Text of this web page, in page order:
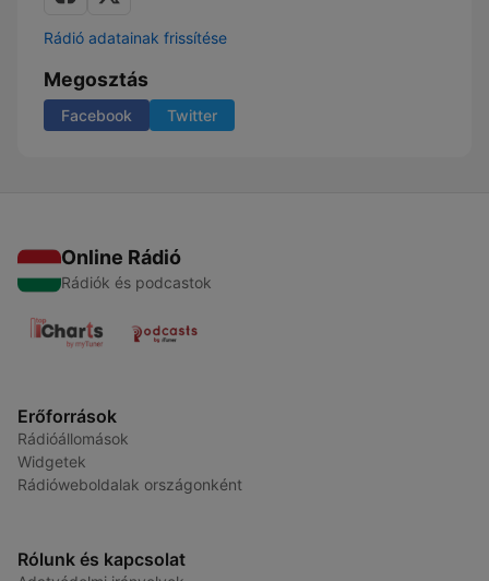
Rádió adatainak frissítése
Megosztás
Facebook Twitter
Online Rádió
Rádiók és podcastok
Erőforrások
Rádióállomások
Widgetek
Rádióweboldalak országonként
Rólunk és kapcsolat